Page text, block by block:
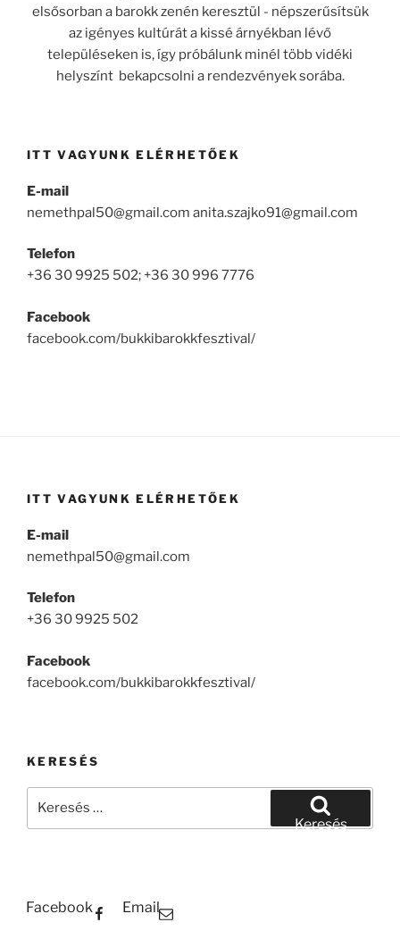
elsősorban a barokk zenén keresztül - népszerűsítsük
az igényes kultúrát a kissé árnyékban lévő
településeken is, így próbálunk minél több vidéki
helyszínt bekapcsolni a rendezvények sorába.
ITT VAGYUNK ELÉRHETŐEK
E-mail
nemethpal50@gmail.com anita.szajko91@gmail.com
Telefon
+36 30 9925 502; +36 30 996 7776
Facebook
facebook.com/bukkibarokkfesztival/
ITT VAGYUNK ELÉRHETŐEK
E-mail
nemethpal50@gmail.com
Telefon
+36 30 9925 502
Facebook
facebook.com/bukkibarokkfesztival/
KERESÉS
Keresés
Facebook Email